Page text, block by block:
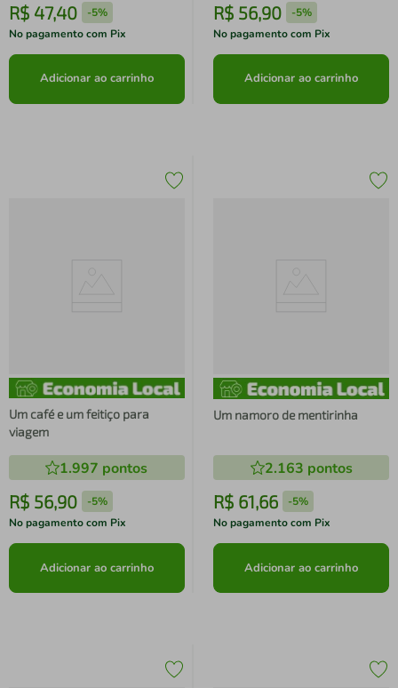
R$ 47,40 -5%
No pagamento com Pix
Adicionar ao carrinho
R$ 56,90 -5%
No pagamento com Pix
Adicionar ao carrinho
Um café e um feitiço para
viagem
1.997 pontos
R$ 56,90 -5%
No pagamento com Pix
Adicionar ao carrinho
Um namoro de mentirinha
2.163 pontos
R$ 61,66 -5%
No pagamento com Pix
Adicionar ao carrinho